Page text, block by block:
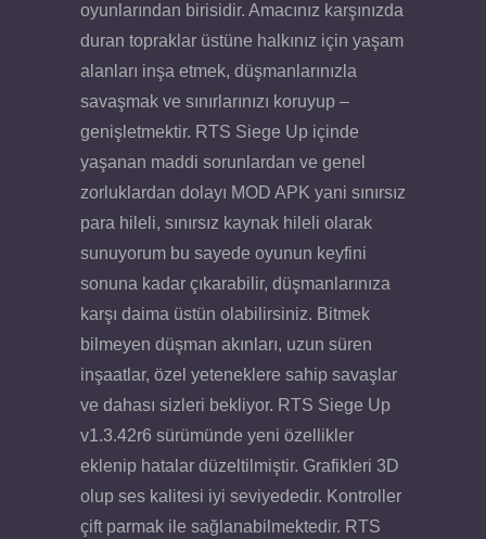
oyunlarından birisidir. Amacınız karşınızda
duran topraklar üstüne halkınız için yaşam
alanları inşa etmek, düşmanlarınızla
savaşmak ve sınırlarınızı koruyup –
genişletmektir. RTS Siege Up içinde
yaşanan maddi sorunlardan ve genel
zorluklardan dolayı MOD APK yani sınırsız
para hileli, sınırsız kaynak hileli olarak
sunuyorum bu sayede oyunun keyfini
sonuna kadar çıkarabilir, düşmanlarınıza
karşı daima üstün olabilirsiniz. Bitmek
bilmeyen düşman akınları, uzun süren
inşaatlar, özel yeteneklere sahip savaşlar
ve dahası sizleri bekliyor. RTS Siege Up
v1.3.42r6 sürümünde yeni özellikler
eklenip hatalar düzeltilmiştir. Grafikleri 3D
olup ses kalitesi iyi seviyededir. Kontroller
çift parmak ile sağlanabilmektedir. RTS